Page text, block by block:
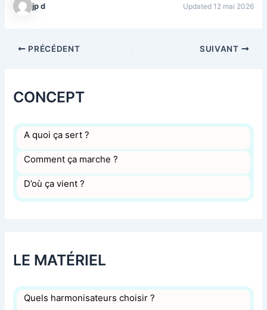
CONCEPT
A quoi ça sert ?
Comment ça marche ?
D’où ça vient ?
LE MATÉRIEL
Quels harmonisateurs choisir ?
jp d Updated 12 mai 2026
PRÉCÉDENT SUIVANT